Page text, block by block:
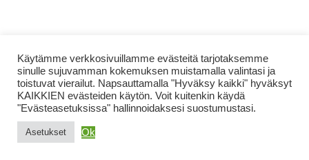
Käytämme verkkosivuillamme evästeitä tarjotaksemme
sinulle sujuvamman kokemuksen muistamalla valintasi ja
toistuvat vierailut. Napsauttamalla "Hyväksy kaikki" hyväksyt
KAIKKIEN evästeiden käytön. Voit kuitenkin käydä
"Evästeasetuksissa" hallinnoidaksesi suostumustasi.
Asetukset Ok